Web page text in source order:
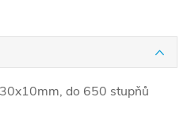
do 650 stupňů